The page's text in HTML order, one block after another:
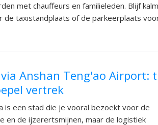
met chauffeurs en familieleden. Blijf
de taxistandplaats of de parkeerplaats
Anshan Teng'ao Airport:
vertrek
is een stad die je vooral bezoekt voor de
en de ijzerertsmijnen, maar de logistiek